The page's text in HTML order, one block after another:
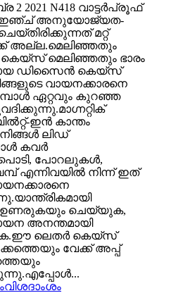
2021 N418 വാട്ടർപ്രൂഫ്
ഇഞ്ച് അനുയോജ്യത-
മറ്റ്
അല്ല.മെലിഞ്ഞതും
മെലിഞ്ഞതും ഭാരം
ഡിസൈൻ കെയ്‌സ്
വായനക്കാരനെ
ഏറ്റവും കുറഞ്ഞ
ഇൻ കാന്തം
ലിഡ്
കവർ
പോറലുകൾ,
എന്നിവയിൽ നിന്ന് ഇത്
ഉണരുകയും ചെയ്യുക,
അനന്തമായി
ലെതർ കെയ്‌സ്
വേക്ക് അപ്പ്
വിശദാംശം